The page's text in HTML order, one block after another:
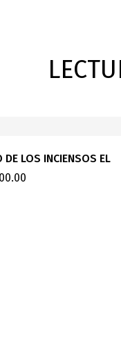
DE LOS INCIENSOS EL